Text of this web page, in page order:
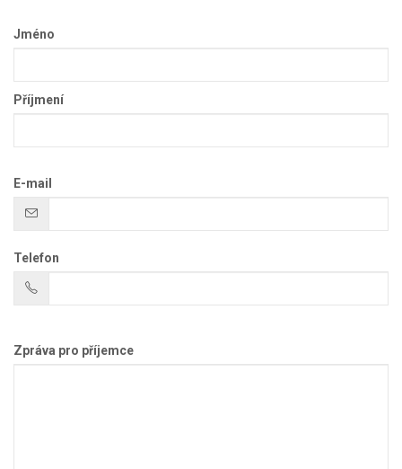
Jméno
Příjmení
E-mail
Telefon
Zpráva pro příjemce